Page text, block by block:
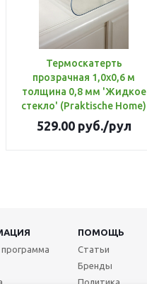
Термоскатерть
прозрачная 1,0х0,6 м
толщина 0,8 мм 'Жидкое
стекло' (Praktische Home)
529.00руб./рул
ПОМОЩЬ
программа
Статьи
Бренды
Политика